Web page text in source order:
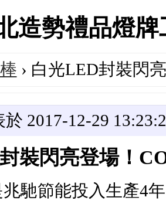
造勢禮品燈
› 白光LED封裝閃
於 2017-12-29
裝閃亮登場！
節能投入生產4年